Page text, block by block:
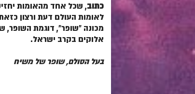
כתוב, שכל אחד מהאומות
לאומות העולם דעת ורצון
מכונה "שופר", דוגמת השופר,
אלוקים בקרב ישראל.
בעל הסולם, שופר של משיח